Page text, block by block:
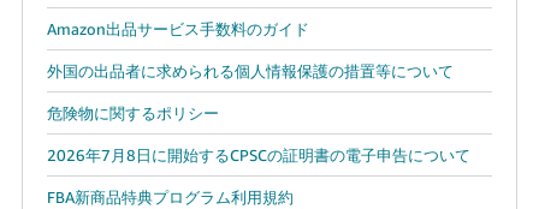
Amazon出品サービス手数料のガイド
外国の出品者に求められる個人情報保護の措置等について
危険物に関するポリシー
2026年7月8日に開始するCPSCの証明書の電子申告について
FBA新商品特典プログラム利用規約